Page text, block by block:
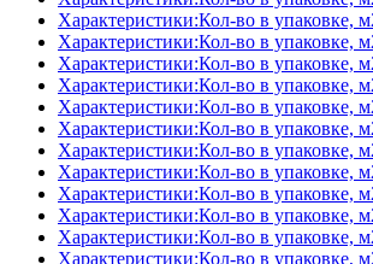
Характеристики:Кол-во в упаковке,
Характеристики:Кол-во в упаковке,
Характеристики:Кол-во в упаковке,
Характеристики:Кол-во в упаковке,
Характеристики:Кол-во в упаковке,
Характеристики:Кол-во в упаковке,
Характеристики:Кол-во в упаковке,
Характеристики:Кол-во в упаковке,
Характеристики:Кол-во в упаковке,
Характеристики:Кол-во в упаковке,
Характеристики:Кол-во в упаковке,
Характеристики:Кол-во в упаковке,